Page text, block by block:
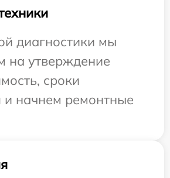
диагностики мы
на утверждение
сроки
и начнем ремонтные